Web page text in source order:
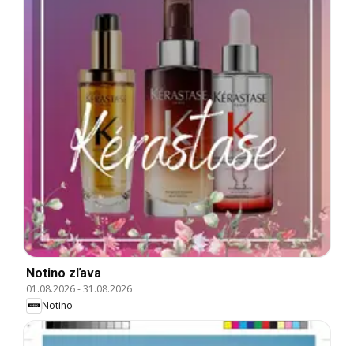
Notino zľava
01.08.2026-31.08.2026
Notino